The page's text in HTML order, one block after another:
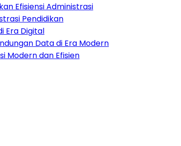
Efisiensi Administrasi
Pendidikan
Era Digital
Data di Era Modern
Modern dan Efisien